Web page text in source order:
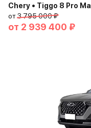
Chery • Tiggo 8 Pro
от3 795 000 ₽
от 2 939 400 ₽